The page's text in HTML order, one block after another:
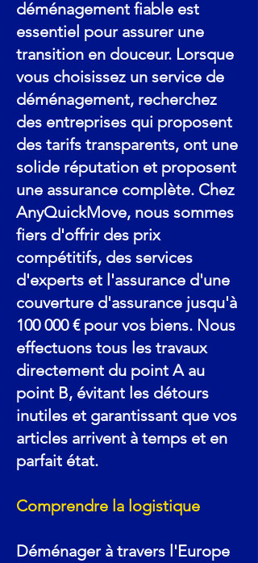
déménagement fiable est
essentiel pour assurer une
transition en douceur. Lorsque
vous choisissez un service de
déménagement, recherchez
des entreprises qui proposent
des tarifs transparents, ont une
solide réputation et proposent
une assurance complète. Chez
AnyQuickMove, nous sommes
fiers d'offrir des prix
compétitifs, des services
d'experts et l'assurance d'une
couverture d'assurance jusqu'à
100 000 € pour vos biens. Nous
effectuons tous les travaux
directement du point A au
point B, évitant les détours
inutiles et garantissant que vos
articles arrivent à temps et en
parfait état.
Comprendre la logistique
Déménager à travers l'Europe